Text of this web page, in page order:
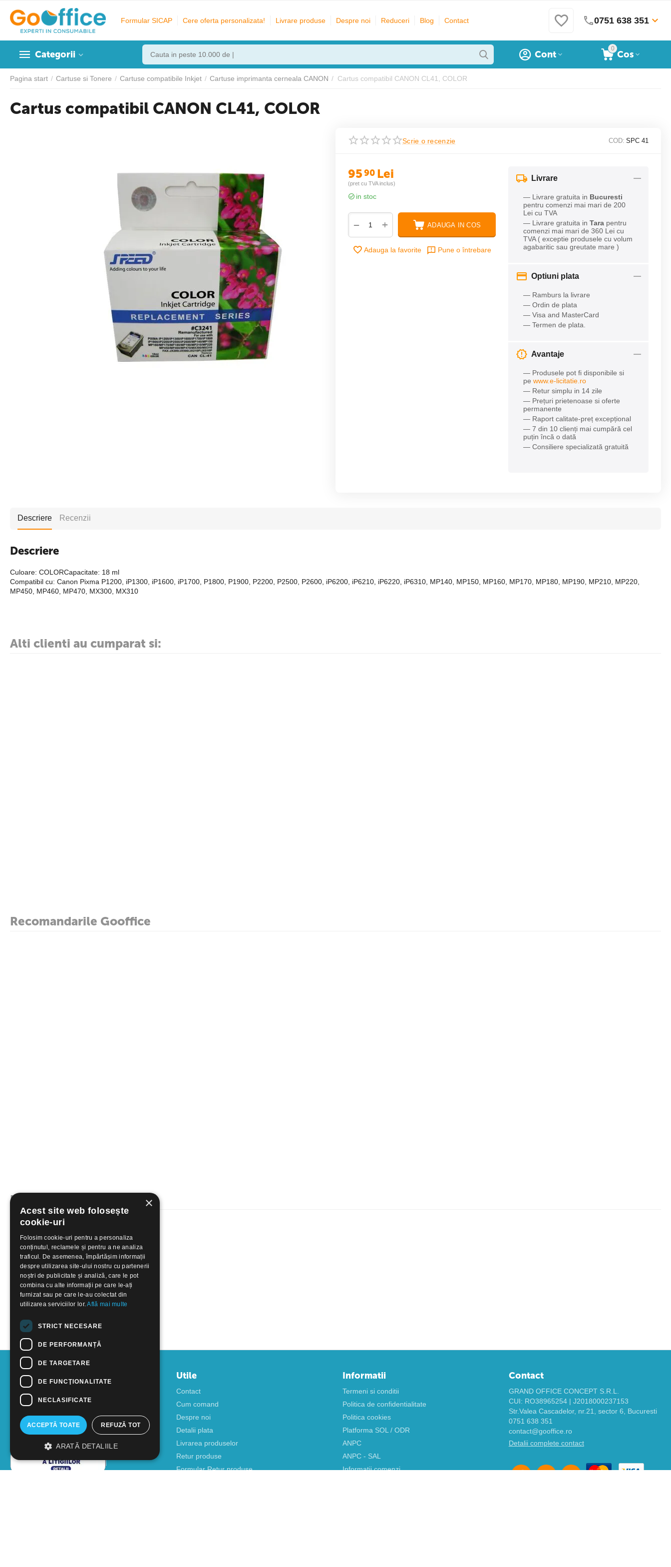
Formular SICAP Cere oferta personalizata! Livrare produse Despre noi Reduceri Blog Contact 0751 638 351
Categorii
0
Cos
Cont
Pagina start / Cartuse si Tonere / Cartuse compatibile Inkjet / Cartuse imprimanta cerneala CANON / Cartus compatibil CANON CL41, COLOR
Cartus compatibil CANON CL41, COLOR
Scrie o recenzie COD: SPC 41
9590 Lei
(pret cu TVA inclus)
in stoc
+
− ADAUGA IN COS
Adauga la favorite Pune o întrebare
Livrare
— Livrare gratuita in Bucuresti
pentru comenzi mai mari de 200
Lei cu TVA
— Livrare gratuita in Tara pentru
comenzi mai mari de 360 Lei cu
TVA ( exceptie produsele cu volum
agabaritic sau greutate mare )
Optiuni plata
— Ramburs la livrare
— Ordin de plata
— Visa and MasterCard
— Termen de plata.
Avantaje
— Produsele pot fi disponibile si
pe www.e-licitatie.ro
— Retur simplu in 14 zile
— Prețuri prietenoase si oferte
permanente
— Raport calitate-preț excepțional
— 7 din 10 clienți mai cumpără cel
puțin încă o dată
— Consiliere specializată gratuită
Descriere Recenzii
Descriere
Culoare: COLORCapacitate: 18 ml
Compatibil cu: Canon Pixma P1200, iP1300, iP1600, iP1700, P1800, P1900, P2200, P2500, P2600, iP6200, iP6210, iP6220, iP6310, MP140, MP150, MP160, MP170, MP180, MP190, MP210, MP220,
MP450, MP460, MP470, MX300, MX310
Alti clienti au cumparat si:
Recomandarile Gooffice
Produse noi
Contul meu
Creati cont
Utile
Contact
Cum comand
Despre noi
Detalii plata
Livrarea produselor
Retur produse
Formular Retur produse
Informatii
Termeni si conditii
Politica de confidentialitate
Politica cookies
Platforma SOL / ODR
ANPC
ANPC - SAL
Informatii comenzi
Contact
GRAND OFFICE CONCEPT S.R.L.
CUI: RO38965254 | J2018000237153
Str.Valea Cascadelor, nr.21, sector 6, Bucuresti
0751 638 351
contact@gooffice.ro
Detalii complete contact
×
Acest site web folosește
cookie-uri
Folosim cookie-uri pentru a personaliza
conținutul, reclamele și pentru a ne analiza
traficul. De asemenea, împărtășim informații
despre utilizarea site-ului nostru cu partenerii
noștri de publicitate și analiză, care le pot
combina cu alte informații pe care le-ați
furnizat sau pe care le-au colectat din
utilizarea serviciilor lor.Află mai multe
STRICT NECESARE
DE PERFORMANȚĂ
DE TARGETARE
DE FUNCŢIONALITATE
NECLASIFICATE
ACCEPTĂ TOATE REFUZĂ TOT
ARATĂ DETALIILE